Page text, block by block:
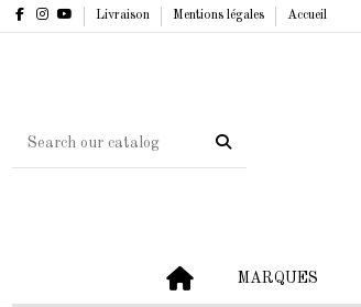
Livraison Mentions légales Accueil
MARQUES